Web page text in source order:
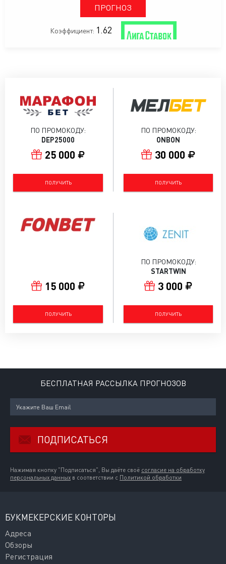
ПРОГНОЗ
Коэффициент: 1.62
ПО ПРОМОКОДУ:
DEP25000
25 000
ПОЛУЧИТЬ
ПО ПРОМОКОДУ:
ONBON
30 000
ПОЛУЧИТЬ
15 000
ПОЛУЧИТЬ
ПО ПРОМОКОДУ:
STARTWIN
3 000
ПОЛУЧИТЬ
БЕСПЛАТНАЯ РАССЫЛКА ПРОГНОЗОВ
ПОДПИСАТЬСЯ
Нажимая кнопку "Подписаться", Вы даёте своё согласие на обработку
персональных данных в соответствии с Политикой обработки
БУКМЕКЕРСКИЕ КОНТОРЫ
Адреса
Обзоры
Регистрация